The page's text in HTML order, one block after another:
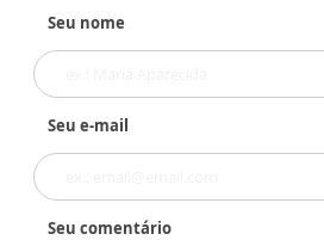
Seu nome
Seu e-mail
Seu comentário